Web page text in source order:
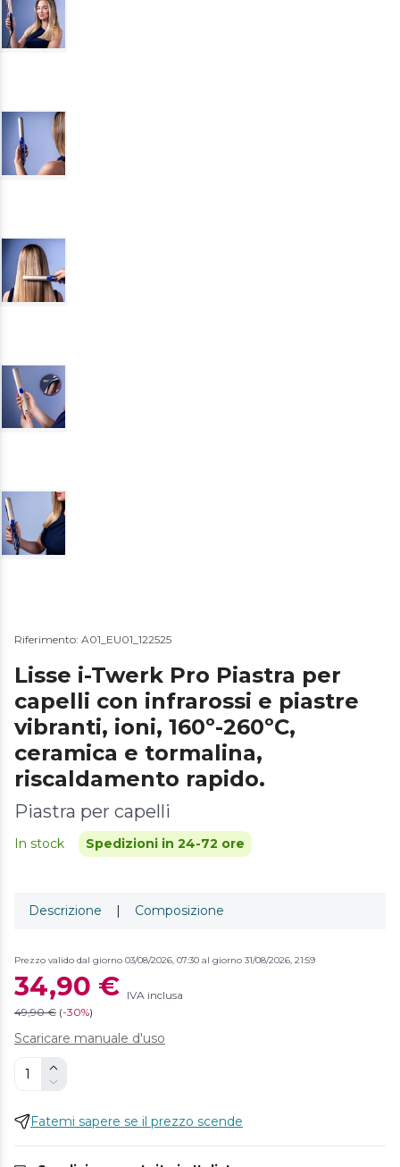
Riferimento: A01_EU01_122525
Lisse i-Twerk Pro Piastra per
capelli con infrarossi e piastre
vibranti, ioni, 160º-260ºC,
ceramica e tormalina,
riscaldamento rapido.
Piastra per capelli
In stock Spedizioni in 24-72 ore
Descrizione | Composizione
Prezzo valido dal giorno 03/08/2026, 07:30 al giorno 31/08/2026, 21:59
34,90 € IVA inclusa
49,90 € (-30%)
Scaricare manuale d'uso
Fatemi sapere se il prezzo scende